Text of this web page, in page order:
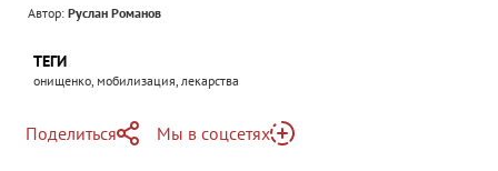
Автор: Руслан Романов
ТЕГИ
онищенко, мобилизация, лекарства
Поделиться
Мы в соцсетях